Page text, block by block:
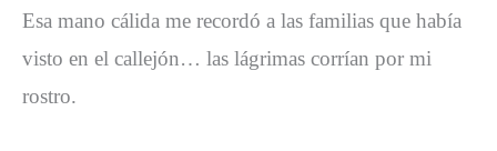
Esa mano cálida me recordó a las familias que había
visto en el callejón… las lágrimas corrían por mi
rostro.